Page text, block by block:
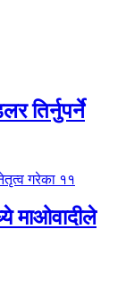
तिर्नुपर्ने
माओवादीले